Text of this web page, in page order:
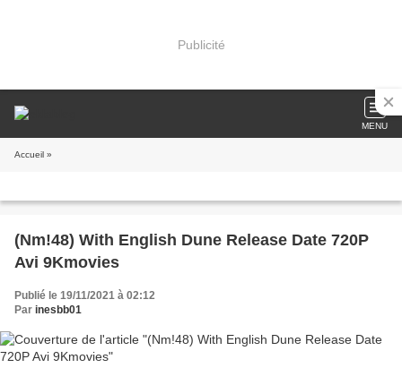
Publicité
MENU
Accueil »
(Nm!48) With English Dune Release Date 720P
Avi 9Kmovies
Publié le 19/11/2021 à 02:12
Par inesbb01